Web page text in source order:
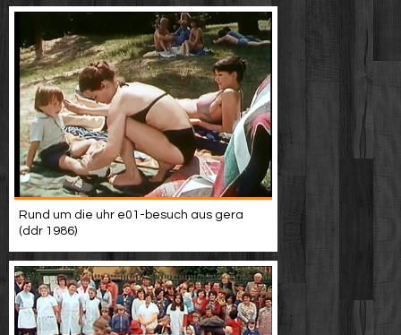
Rund um die uhr e01-besuch aus gera
(ddr 1986)